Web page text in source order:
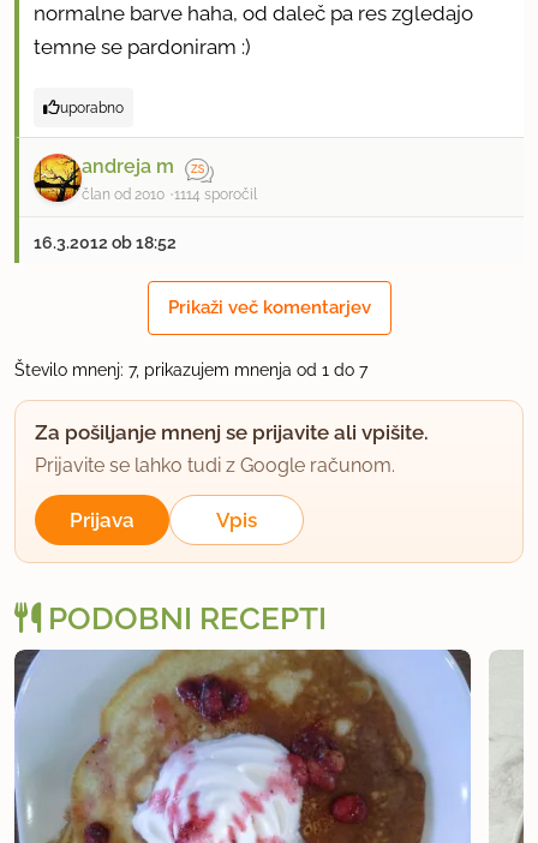
normalne barve haha, od daleč pa res zgledajo
temne se pardoniram :)
uporabno
andreja m
član od 2010 1114 sporočil
16.3.2012 ob 18:52
Nadev...madona berny134-prelij s tvojo karamelo.
uporabno
berny134
član od 2010 105 sporočil
16.3.2012 ob 19:59
uporabno
mali kuhar
član od 2011 748 sporočil
16.3.2012 ob 20:15
Prikaži več komentarjev
Število mnenj: 7, prikazujem mnenja od 1 do 7
Za pošiljanje mnenj se prijavite ali vpišite.
Prijavite se lahko tudi z Google računom.
Prijava Vpis
PODOBNI RECEPTI